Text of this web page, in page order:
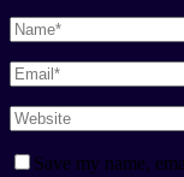
Save my name,